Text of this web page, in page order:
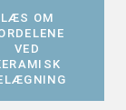
LÆS OM
VED